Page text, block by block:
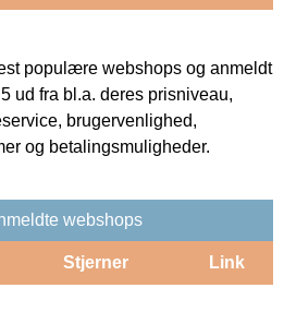
populære webshops og anmeldt
ud fra bl.a. deres prisniveau,
brugervenlighed,
og betalingsmuligheder.
webshops
Stjerner Link